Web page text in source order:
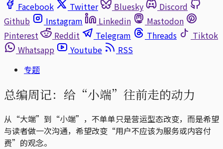
Facebook
Twitter Bluesky
Discord
Github
Instagram Linkedin
Mastodon
Pinterest
Reddit Telegram Threads
Tiktok
Whatsapp
Youtube
RSS
专题
总编周记：给“小端”往前走的动力
从“大端”到“小端”，不单单只是营运型态改变，而是希望
与读者做一次沟通，希望改变“用户不应该为服务或内容付
费”的观念。